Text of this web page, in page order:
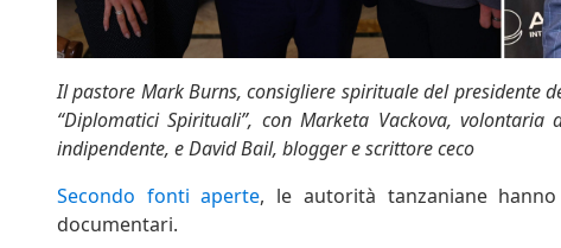
Il pastore Mark Burns, consigliere spirituale del presidente
“Diplomatici Spirituali”, con Marketa Vackova, volontaria
indipendente, e David Bail, blogger e scrittore ceco
Secondo fonti aperte, le autorità tanzaniane
documentari.